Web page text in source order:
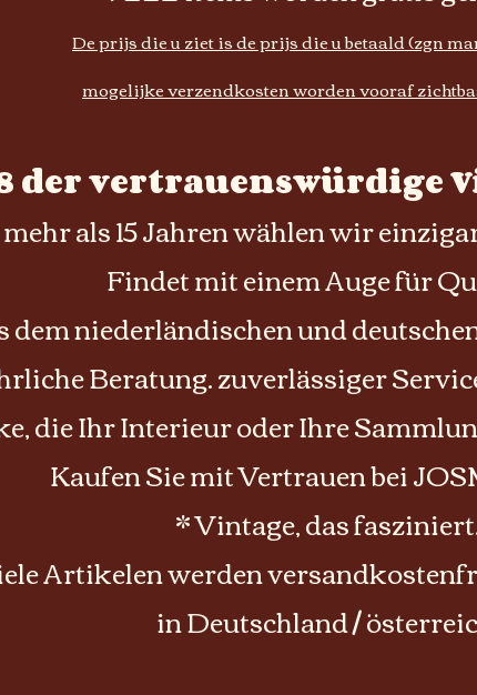
De prijs die u ziet is de prijs die u betaald (zgn
mogelijke verzendkosten worden vooraf
der vertrauenswürdige
als 15 Jahren wählen wir
Findet mit einem Auge für
dem niederländischen und
Beratung. zuverlässiger
die Ihr Interieur oder Ihre
Kaufen Sie mit Vertrauen bei
* Vintage, das
Artikelen werden
in Deutschland /